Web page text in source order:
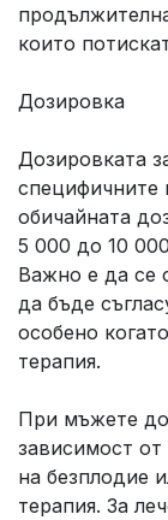
които
Дозировка
Дозировката
обичайната
5 000 до 10
Важно е да се
да бъде
особено
терапия.
При мъжете
зависимост от
на безплодие
терапия. За